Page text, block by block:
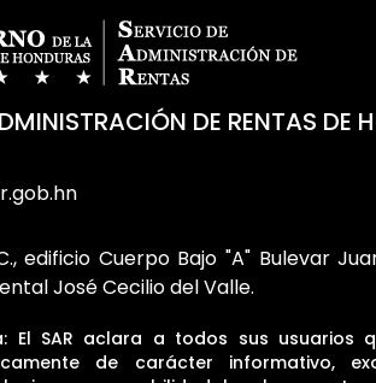
DE RENTAS DE
edificio Cuerpo Bajo "A" Bulevar
José Cecilio del Valle.
El SAR aclara a todos sus usuarios
de carácter informativo,